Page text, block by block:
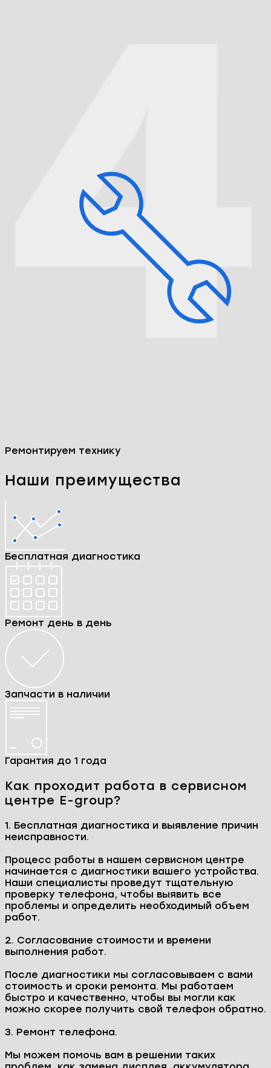
Ремонтируем технику
Наши преимущества
Бесплатная диагностика
Ремонт день в день
Запчасти в наличии
Гарантия до 1 года
Как проходит работа в сервисном
центре E-group?
1. Бесплатная диагностика и выявление причин
неисправности.
Процесс работы в нашем сервисном центре
начинается с диагностики вашего устройства.
Наши специалисты проведут тщательную
проверку телефона, чтобы выявить все
проблемы и определить необходимый объем
работ.
2. Согласование стоимости и времени
выполнения работ.
После диагностики мы согласовываем с вами
стоимость и сроки ремонта. Мы работаем
быстро и качественно, чтобы вы могли как
можно скорее получить свой телефон обратно.
3. Ремонт телефона.
Мы можем помочь вам в решении таких